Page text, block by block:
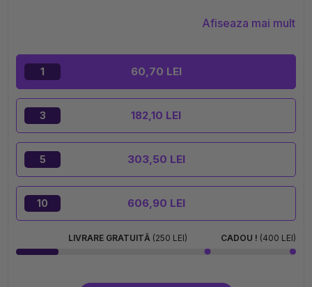
Afiseaza mai mult
1 60,70 LEI
3 182,10 LEI
5 303,50 LEI
10 606,90 LEI
LIVRARE GRATUITĂ (250 LEI) CADOU ! (400 LEI)